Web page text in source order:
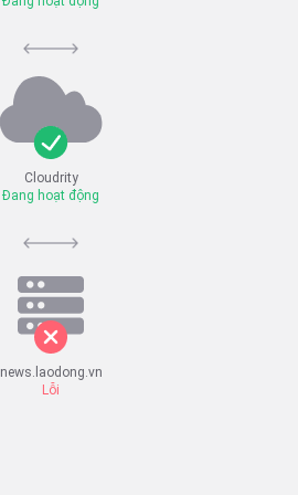
Cloudrity
Đang hoạt động
news.laodong.vn
Lỗi